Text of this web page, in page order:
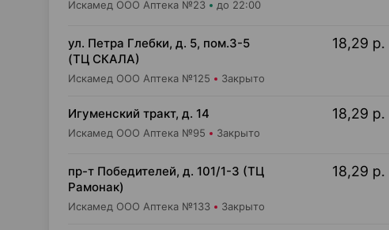
Искамед ООО Аптека №23 до 22:00
ул. Петра Глебки, д. 5, пом.3-5
(ТЦ СКАЛА)
Искамед ООО Аптека №125 Закрыто
18,29 р.
Игуменский тракт, д. 14
Искамед ООО Аптека №95 Закрыто
18,29 р.
пр-т Победителей, д. 101/1-3 (ТЦ
Рамонак)
Искамед ООО Аптека №133 Закрыто
18,29 р.